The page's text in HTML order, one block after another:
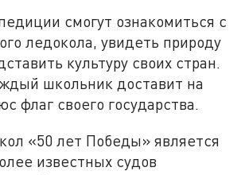
смогут ознакомиться с
ледокола, увидеть природу
культуру своих стран.
школьник доставит на
флаг своего государства.
«50 лет Победы» является
известных судов